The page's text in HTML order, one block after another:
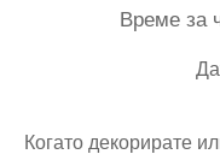
Време за
Когато декорирате